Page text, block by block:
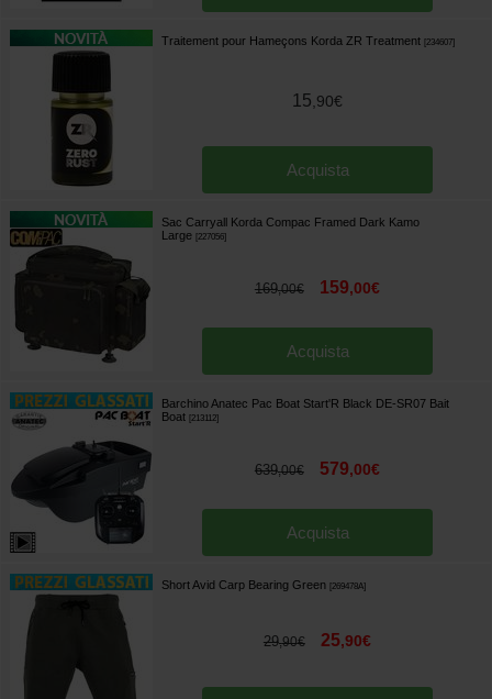
Traitement pour Hameçons Korda ZR Treatment 234607]
15 90€
Acquista
Sac Carryall Korda Compac Framed Dark Kamo
Large
227056]
169,00€ 159,00€
Acquista
Barchino Anatec Pac Boat Start'R Black DE-SR07 Bait
Boat
213112]
639,00€ 579,00€
Acquista
Short Avid Carp Bearing Green 269478A]
29,90€ 25,90€